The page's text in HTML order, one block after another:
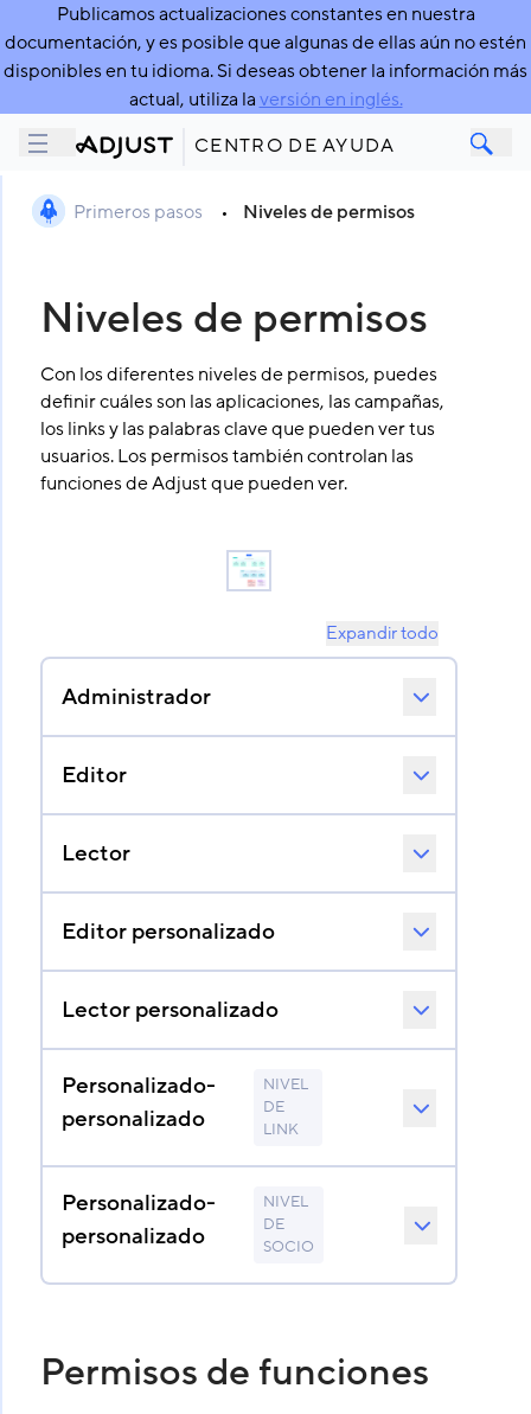
Publicamos actualizaciones constantes en nuestra
documentación, y es posible que algunas de ellas aún no estén
disponibles en tu idioma. Si deseas obtener la información más
actual, utiliza laversión en inglés.
CENTRO DE AYUDA
Primeros pasos • Niveles de permisos
Niveles de permisos
Con los diferentes niveles de permisos, puedes
definir cuáles son las aplicaciones, las campañas,
los links y las palabras clave que pueden ver tus
usuarios. Los permisos también controlan las
funciones de Adjust que pueden ver.
Expandir todo
Administrador
Editor
Lector
Editor personalizado
Lector personalizado
Personalizado-
personalizado
NIVEL
DE
LINK
Personalizado-
personalizado
NIVEL
DE
SOCIO
Permisos de funciones